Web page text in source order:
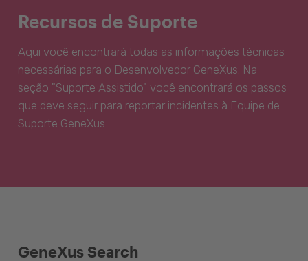
Recursos de Suporte
Aqui você encontrará todas as informações técnicas
necessárias para o Desenvolvedor GeneXus. Na
seção "Suporte Assistido" você encontrará os passos
que deve seguir para reportar incidentes à Equipe de
Suporte GeneXus.
GeneXus Search